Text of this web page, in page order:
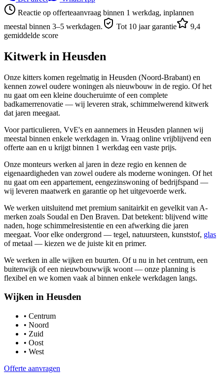
Reactie op offerteaanvraag binnen 1 werkdag, inplannen
meestal binnen 3–5 werkdagen.
Tot 10 jaar garantie
9,4
gemiddelde score
Kitwerk in Heusden
Onze kitters komen regelmatig in Heusden (Noord-Brabant) en
kennen zowel oudere woningen als nieuwbouw in de regio. Of het
nu gaat om een kleine doucheruimte of een complete
badkamerrenovatie — wij leveren strak, schimmelwerend kitwerk
dat jaren meegaat.
Voor particulieren, VvE's en aannemers in Heusden plannen wij
meestal binnen enkele werkdagen in. Vraag online vrijblijvend een
offerte aan en u krijgt binnen 1 werkdag een vaste prijs.
Onze monteurs werken al jaren in deze regio en kennen de
eigenaardigheden van zowel oudere als moderne woningen. Of het
nu gaat om een appartement, eengezinswoning of bedrijfspand —
wij leveren maatwerk en garantie op het uitgevoerde werk.
We werken uitsluitend met premium sanitairkit en gevelkit van A-
merken zoals Soudal en Den Braven. Dat betekent: blijvend witte
naden, hoge schimmelresistentie en een afwerking die jaren
meegaat. Voor elke ondergrond — tegel, natuursteen, kunststof, glas
of metaal — kiezen we de juiste kit en primer.
We werken in alle wijken en buurten. Of u nu in het centrum, een
buitenwijk of een nieuwbouwwijk woont — onze planning is
flexibel en we komen vaak al binnen enkele werkdagen langs.
Wijken in Heusden
• Centrum
• Noord
• Zuid
• Oost
• West
Offerte aanvragen